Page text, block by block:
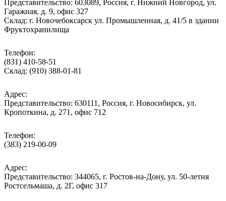
Представительство: 603089, Россия, г. Нижний Новгород, ул.
Гаражная, д. 9, офис 327
Склад: г. Новочебоксарск ул. Промышленная, д. 41/5 в здании
Фруктохранилища
Телефон:
(831) 410-58-51
Склад: (910) 388-01-81
Адрес:
Представительство: 630111, Россия, г. Новосибирск, ул.
Кропоткина, д. 271, офис 712
Телефон:
(383) 219-00-09
Адрес:
Представительство: 344065, г. Ростов-на-Дону, ул. 50-летия
Ростсельмаша, д. 2Г, офис 317